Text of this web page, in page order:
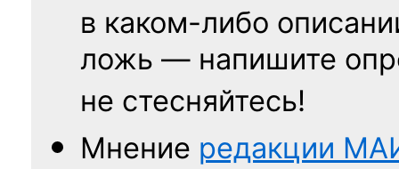
в каком-либо
ложь — напишите
не стесняйтесь!
Мнение редакции